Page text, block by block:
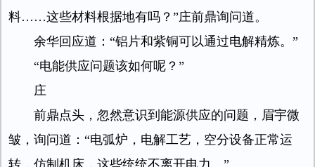
料……这些材料根据地有吗？”庄前鼎询问道。
余华回应道：“铝片和紫铜可以通过电解精炼。”
“电能供应问题该如何呢？”
庄
前鼎点头，忽然意识到能源供应的问题，眉宇微
皱，询问道：“电弧炉，电解工艺，空分设备正常运
转，仿制机床，这些统统不离开电力。”